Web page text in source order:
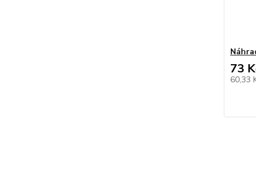
73
60,33